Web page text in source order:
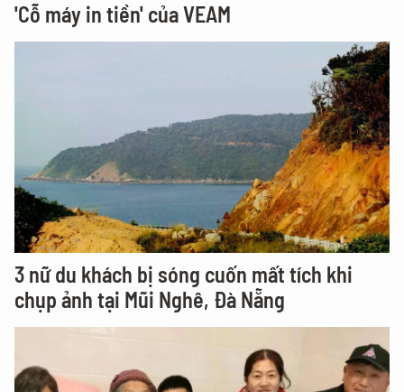
'Cỗ máy in tiền' của VEAM
3 nữ du khách bị sóng cuốn mất tích khi
chụp ảnh tại Mũi Nghê, Đà Nẵng